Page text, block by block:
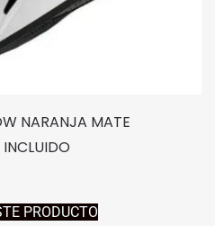
NARANJA MATE
PRODUCTO